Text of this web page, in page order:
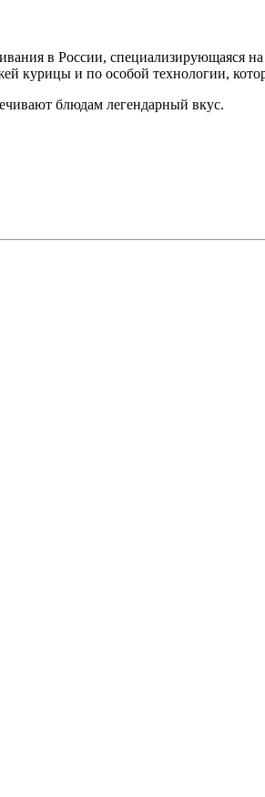
в России,
курицы и по особой технологии,
блюдам легендарный вкус.